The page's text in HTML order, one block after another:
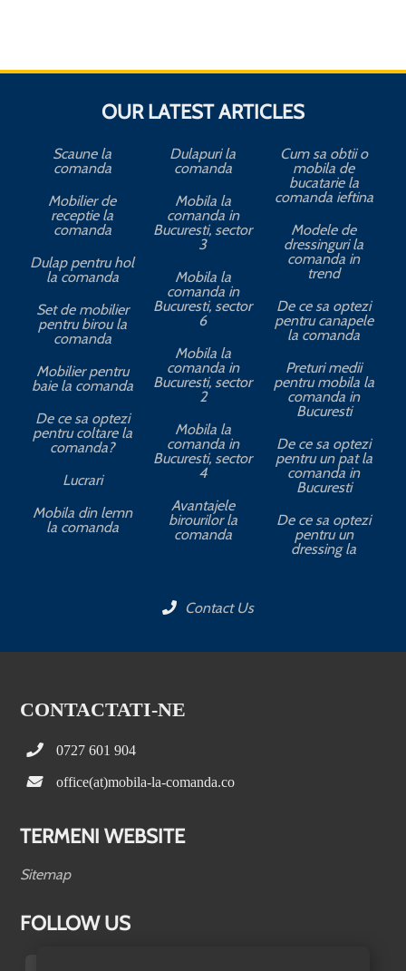
OUR LATEST ARTICLES
Scaune la
comanda
Mobilier de
receptie la
comanda
Dulap pentru hol
la comanda
Set de mobilier
pentru birou la
comanda
Mobilier pentru
baie la comanda
De ce sa optezi
pentru coltare la
comanda?
Lucrari
Mobila din lemn
la comanda
Dulapuri la
comanda
Mobila la
comanda in
Bucuresti, sector
3
Mobila la
comanda in
Bucuresti, sector
6
Mobila la
comanda in
Bucuresti, sector
2
Mobila la
comanda in
Bucuresti, sector
4
Avantajele
birourilor la
comanda
Cum sa obtii o
mobila de
bucatarie la
comanda ieftina
Modele de
dressinguri la
comanda in
trend
De ce sa optezi
pentru canapele
la comanda
Preturi medii
pentru mobila la
comanda in
Bucuresti
De ce sa optezi
pentru un pat la
comanda in
Bucuresti
De ce sa optezi
pentru un
dressing la
Contact Us
CONTACTATI-NE
0727 601 904
office(at)mobila-la-comanda.co
TERMENI WEBSITE
Sitemap
FOLLOW US